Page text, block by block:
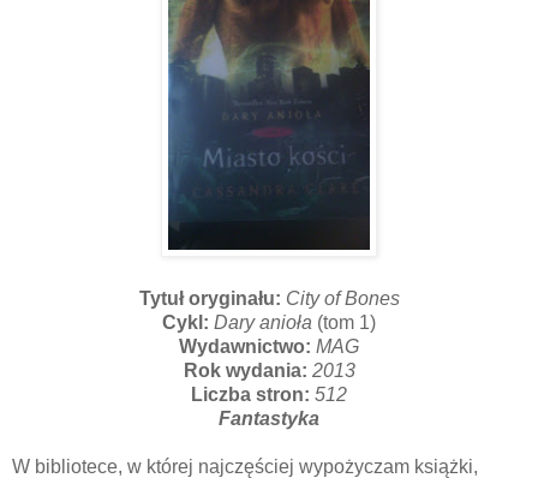
Tytuł oryginału: City of Bones
Cykl: Dary anioła (tom 1)
Wydawnictwo: MAG
Rok wydania: 2013
Liczba stron: 512
Fantastyka
W bibliotece, w której najczęściej wypożyczam książki,